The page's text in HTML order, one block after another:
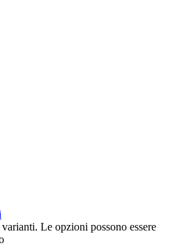
Le opzioni possono essere